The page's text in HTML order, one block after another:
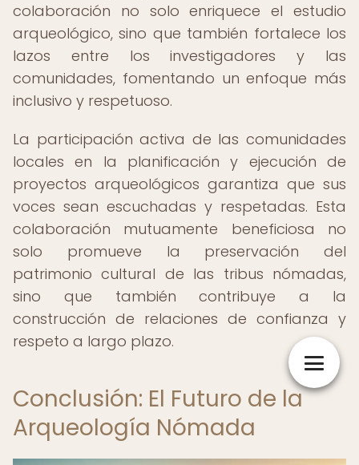
colaboración no solo enriquece el estudio
arqueológico, sino que también fortalece los
lazos entre los investigadores y las
comunidades, fomentando un enfoque más
inclusivo y respetuoso.
La participación activa de las comunidades
locales en la planificación y ejecución de
proyectos arqueológicos garantiza que sus
voces sean escuchadas y respetadas. Esta
colaboración mutuamente beneficiosa no
solo promueve la preservación del
patrimonio cultural de las tribus nómadas,
sino que también contribuye a la
construcción de relaciones de confianza y
respeto a largo plazo.
Conclusión: El Futuro de la
Arqueología Nómada